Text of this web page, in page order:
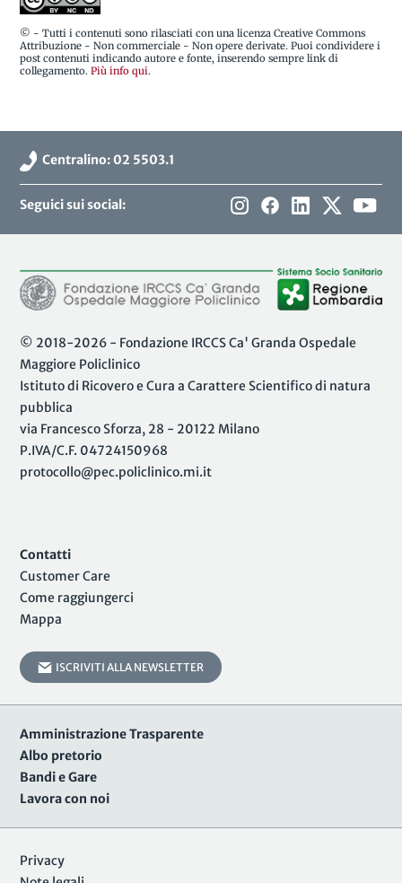
© - Tutti i contenuti sono rilasciati con una licenza Creative Commons
Attribuzione - Non commerciale - Non opere derivate. Puoi condividere i
post contenuti indicando autore e fonte, inserendo sempre link di
collegamento.Più info qui.
Centralino: 02 5503.1
Seguici sui social:
© 2018-2026 - Fondazione IRCCS Ca' Granda Ospedale
Maggiore Policlinico
Istituto di Ricovero e Cura a Carattere Scientifico di natura
pubblica
via Francesco Sforza, 28 - 20122 Milano
P.IVA/C.F. 04724150968
protocollo@pec.policlinico.mi.it
Contatti
Customer Care
Come raggiungerci
Mappa
ISCRIVITI ALLA NEWSLETTER
Amministrazione Trasparente
Albo pretorio
Bandi e Gare
Lavora con noi
Privacy